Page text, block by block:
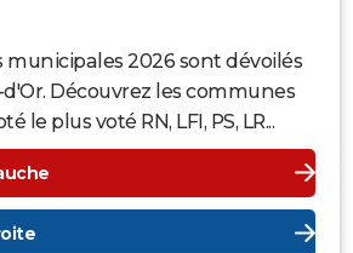
municipales 2026 sont dévoilés
Découvrez les communes
le plus voté RN, LFI, PS, LR...